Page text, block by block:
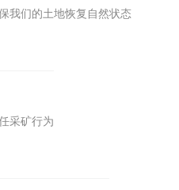
我们的土地恢复自然状态
采矿行为